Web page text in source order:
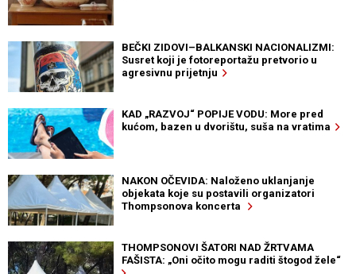
BEČKI ZIDOVI–BALKANSKI NACIONALIZMI:
Susret koji je fotoreportažu pretvorio u
agresivnu prijetnju
KAD „RAZVOJ“ POPIJE VODU: More pred
kućom, bazen u dvorištu, suša na vratima
NAKON OČEVIDA: Naloženo uklanjanje
objekata koje su postavili organizatori
Thompsonova koncerta
THOMPSONOVI ŠATORI NAD ŽRTVAMA
FAŠISTA: „Oni očito mogu raditi štogod žele“